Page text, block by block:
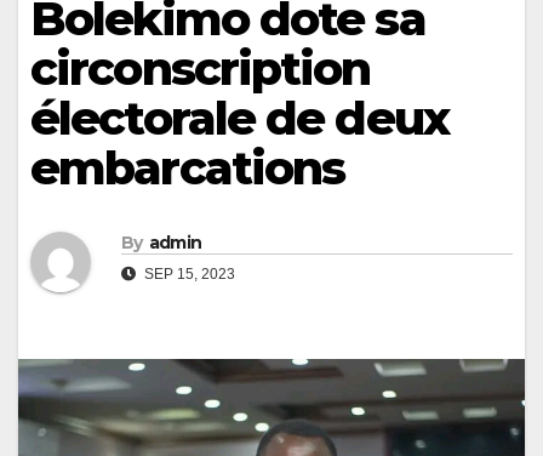
Bolekimo dote sa
circonscription
électorale de deux
embarcations
By admin
SEP 15, 2023